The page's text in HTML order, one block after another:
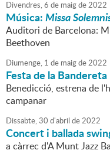
Divendres,6 de maigde2022
Música:Missa
Auditori de Barcelona:
Beethoven
Diumenge, 1 de maigde2022
Festa de la Bandereta
Benedicció, estrena de
campanar
Dissabte,30 d'abril de2022
Concert i ballada
a càrrec d'A Munt Jazz